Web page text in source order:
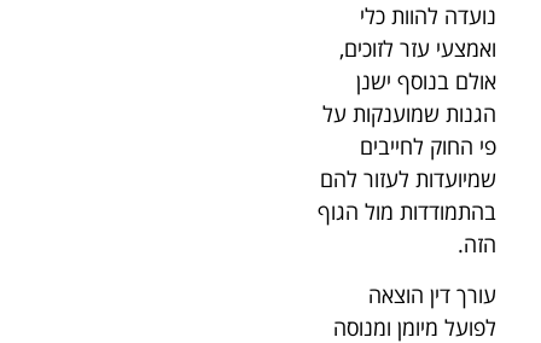
נועדה להוות כלי
ואמצעי עזר לזוכים,
אולם בנוסף ישנן
הגנות שמוענקות על
פי החוק לחייבים
שמיועדות לעזור להם
בהתמודדות מול הגוף
הזה.
עורך דין הוצאה
לפועל מיומן ומנוסה